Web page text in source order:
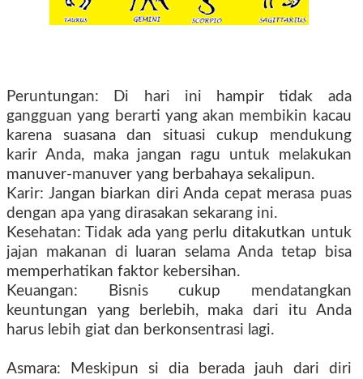
Peruntungan: Di hari ini hampir tidak ada
gangguan yang berarti yang akan membikin kacau
karena suasana dan situasi cukup mendukung
karir Anda, maka jangan ragu untuk melakukan
manuver-manuver yang berbahaya sekalipun.
Karir: Jangan biarkan diri Anda cepat merasa puas
dengan apa yang dirasakan sekarang ini.
Kesehatan: Tidak ada yang perlu ditakutkan untuk
jajan makanan di luaran selama Anda tetap bisa
memperhatikan faktor kebersihan.
Keuangan: Bisnis cukup mendatangkan
keuntungan yang berlebih, maka dari itu Anda
harus lebih giat dan berkonsentrasi lagi.
Asmara: Meskipun si dia berada jauh dari diri